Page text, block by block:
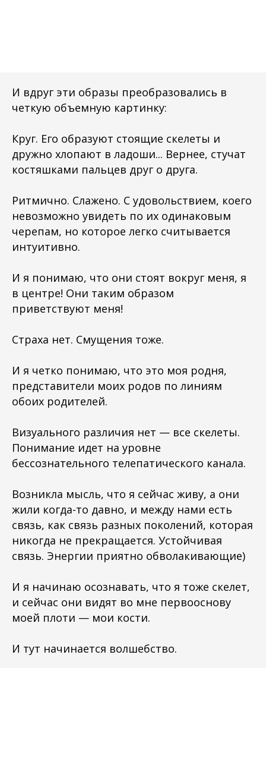
И вдруг эти образы преобразовались в
четкую объемную картинку:
Круг. Его образуют стоящие скелеты и
дружно хлопают в ладоши... Вернее, стучат
костяшками пальцев друг о друга.
Ритмично. Слажено. С удовольствием, коего
невозможно увидеть по их одинаковым
черепам, но которое легко считывается
интуитивно.
И я понимаю, что они стоят вокруг меня, я
в центре! Они таким образом
приветствуют меня!
Страха нет. Смущения тоже.
И я четко понимаю, что это моя родня,
представители моих родов по линиям
обоих родителей.
Визуального различия нет — все скелеты.
Понимание идет на уровне
бессознательного телепатического канала.
Возникла мысль, что я сейчас живу, а они
жили когда-то давно, и между нами есть
связь, как связь разных поколений, которая
никогда не прекращается. Устойчивая
связь. Энергии приятно обволакивающие)
И я начинаю осознавать, что я тоже скелет,
и сейчас они видят во мне первооснову
моей плоти — мои кости.
И тут начинается волшебство.